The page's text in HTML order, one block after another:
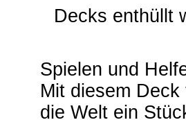
Decks enthüllt
Spielen und
Mit diesem
die Welt ein